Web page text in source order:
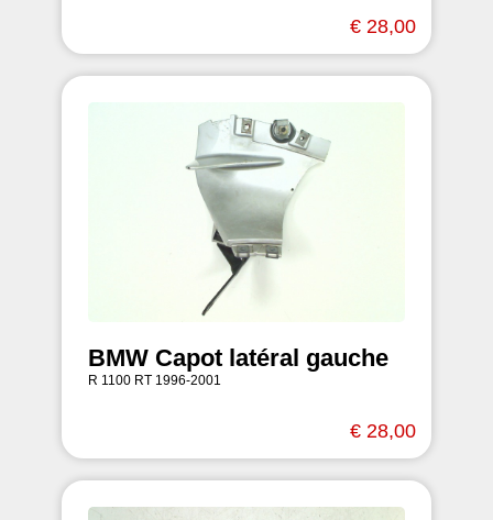
€ 28,00
BMW Capot latéral gauche
R 1100 RT 1996-2001
€ 28,00